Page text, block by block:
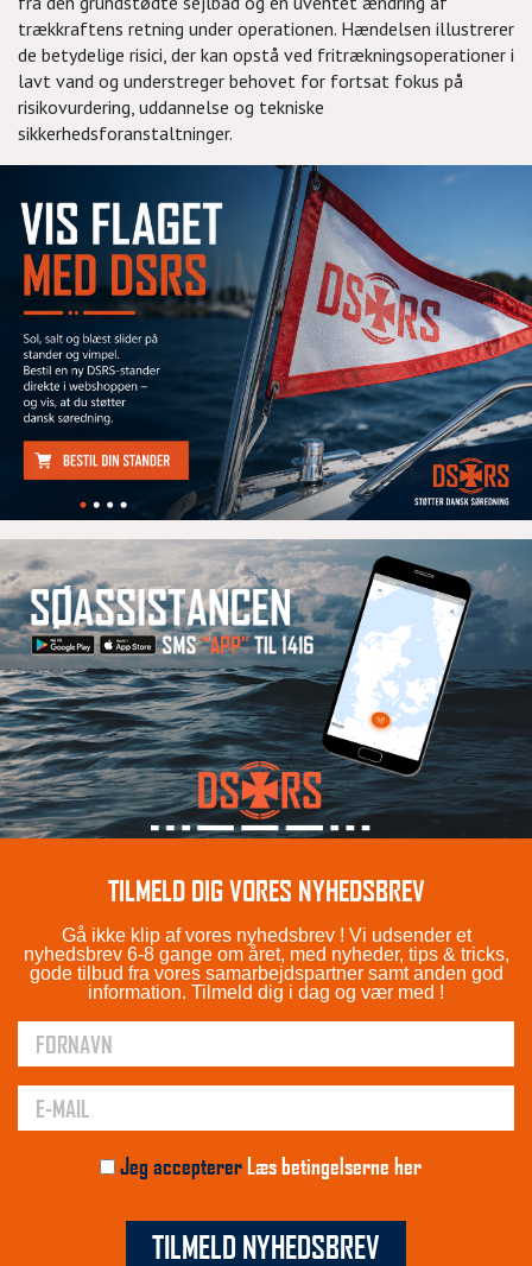
trækkraftens retning under operationen. Hændelsen illustrerer
de betydelige risici, der kan opstå ved fritrækningsoperationer i
lavt vand og understreger behovet for fortsat fokus på
risikovurdering, uddannelse og tekniske
sikkerhedsforanstaltninger.
TILMELD DIG VORES NYHEDSBREV
Gå ikke klip af vores nyhedsbrev ! Vi udsender et
nyhedsbrev 6-8 gange om året, med nyheder, tips & tricks,
gode tilbud fra vores samarbejdspartner samt anden god
information. Tilmeld dig i dag og vær med !
Jeg acceptererLæs betingelserne her
TILMELD NYHEDSBREV